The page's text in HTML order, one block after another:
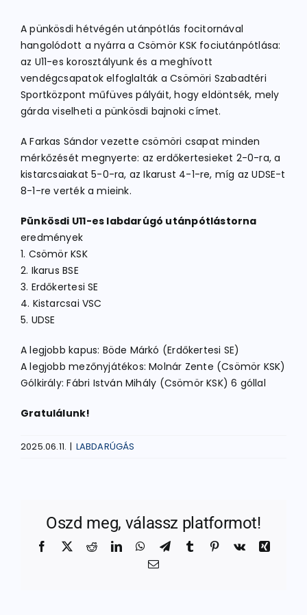
ATLÉTIKA
KERÉKPÁR
EGYÉB SPORTÁGAK
PÁLYÁK
ELÉRHETŐSÉGEK
TAGDÍJ BEFIZETÉS
A pünkösdi hétvégén utánpótlás focitornával
hangolódott a nyárra a Csömör KSK fociutánpótlása:
az U11-es korosztályunk és a meghívott
vendégcsapatok elfoglalták a Csömöri Szabadtéri
Sportközpont műfüves pályáit, hogy eldöntsék, mely
gárda viselheti a pünkösdi bajnoki címet.
A Farkas Sándor vezette csömöri csapat minden
mérkőzését megnyerte: az erdőkertesieket 2-0-ra, a
kistarcsaiakat 5-0-ra, az Ikarust 4-1-re, míg az UDSE-t
8-1-re verték a mieink.
Pünkösdi U11-es labdarúgó utánpótlástorna
eredmények
1. Csömör KSK
2. Ikarus BSE
3. Erdőkertesi SE
4. Kistarcsai VSC
5. UDSE
A legjobb kapus: Böde Márkó (Erdőkertesi SE)
A legjobb mezőnyjátékos: Molnár Zente (Csömör KSK)
Gólkirály: Fábri István Mihály (Csömör KSK) 6 góllal
Gratulálunk!
2025.06.11. | LABDARÚGÁS
Oszd meg, válassz platformot!
Facebook
X RedditLinkedInWhatsApp
TelegramTumblr Pinterest
Vk
Xing
Email: